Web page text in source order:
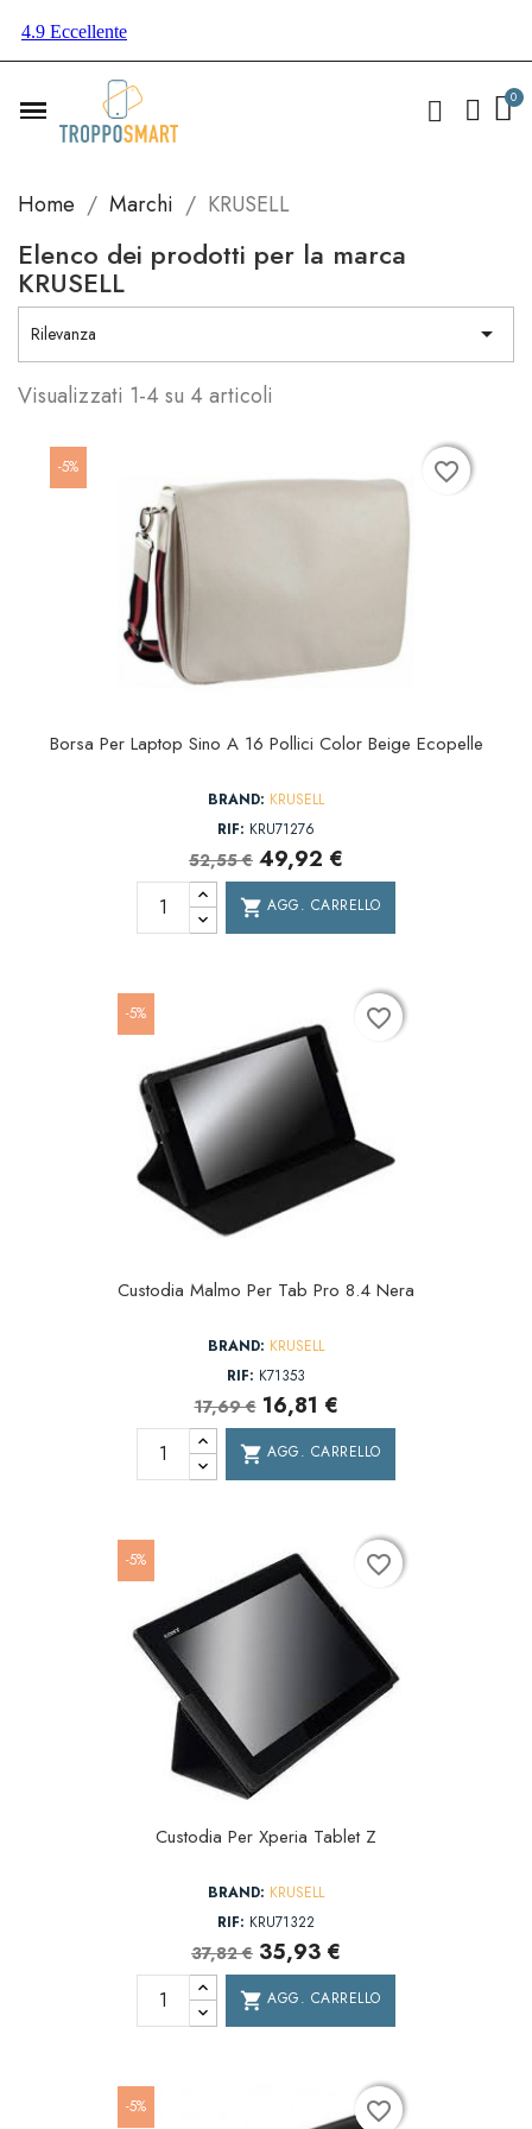
Home Marchi KRUSELL
Elenco dei prodotti per la marca
KRUSELL
Rilevanza 
Visualizzati 1-4 su 4 articoli
-5%
Borsa Per Laptop Sino A 16 Pollici Color Beige Ecopelle
BRAND: KRUSELL
RIF: KRU71276
52,55 € 49,92 €
shopping_cart AGG. CARRELLO
favorite_border
favorite_border
-5%
Custodia Malmo Per Tab Pro 8.4 Nera
BRAND: KRUSELL
RIF: K71353
17,69 € 16,81 €
shopping_cart AGG. CARRELLO
favorite_border
favorite_border
-5%
Custodia Per Xperia Tablet Z
BRAND: KRUSELL
RIF: KRU71322
37,82 € 35,93 €
shopping_cart AGG. CARRELLO
favorite_border
favorite_border
-5% favorite_border
favorite_border